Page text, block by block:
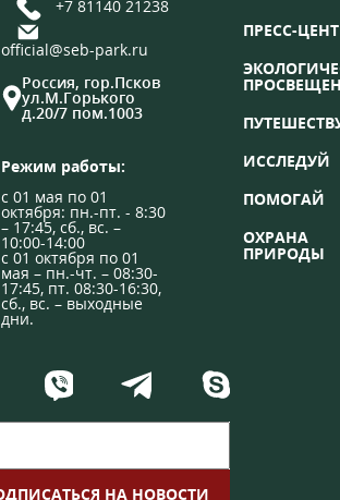
+7 81140 21238
official@seb-park.ru
Россия, гор.Псков
ул.М.Горького
д.20/7 пом.1003
Режим работы:
с 01 мая по 01
октября: пн.-пт. - 8:30
– 17:45, сб., вс. –
10:00-14:00
с 01 октября по 01
мая – пн.-чт. – 08:30-
17:45, пт. 08:30-16:30,
сб., вс. – выходные
дни.
ПРЕСС-
ИССЛЕДУЙ
ПОМОГАЙ
ОХРАНА
ПРИРОДЫ